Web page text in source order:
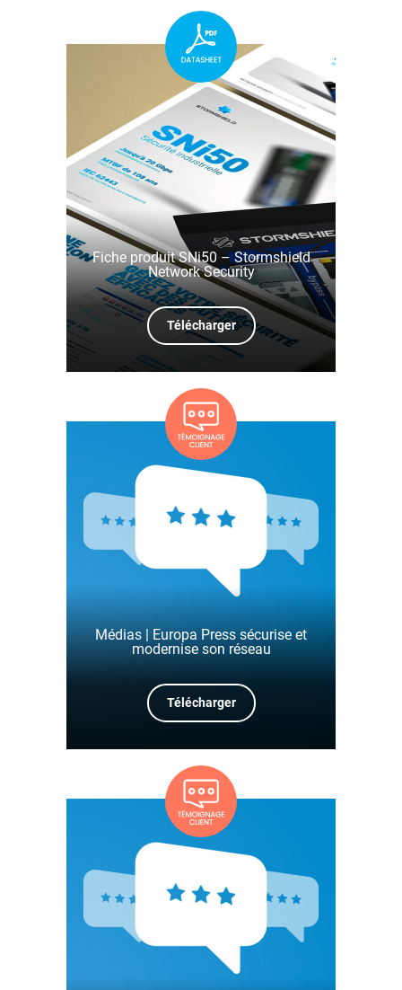
Fiche produit SNi50 – Stormshield
Network Security
Télécharger
Médias | Europa Press sécurise et
modernise son réseau
Télécharger